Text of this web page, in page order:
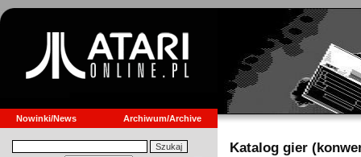
Nowinki/News Archiwum/Archive
Katalog gier